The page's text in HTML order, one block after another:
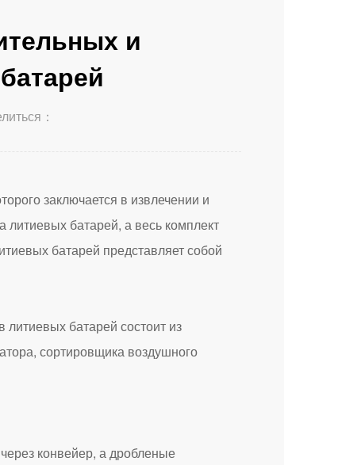
и
：
заключается в извлечении и
батарей, а весь комплект
батарей представляет собой
батарей состоит из
сортировщика воздушного
конвейер, а дробленые